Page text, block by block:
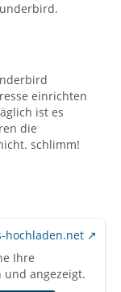
einrichten
ist es
die
schlimm!
hochladen.net
Ihre
angezeigt.